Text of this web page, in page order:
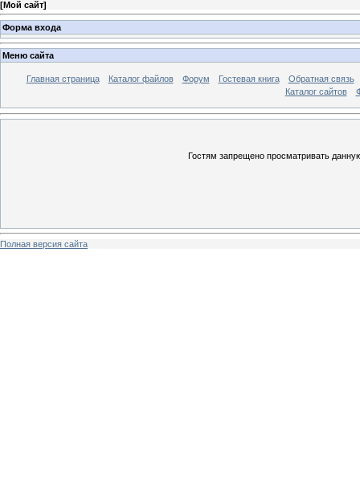
[Мой сайт]
Форма входа
Меню сайта
Главная страница Каталог файлов Форум Гостевая книга
Обратная связь
Каталог сайтов
Гостям запрещено просматривать
Полная версия сайта